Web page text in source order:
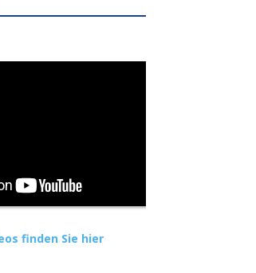
finden Sie hier